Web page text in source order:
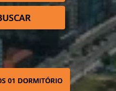
01 DORMITÓRIO